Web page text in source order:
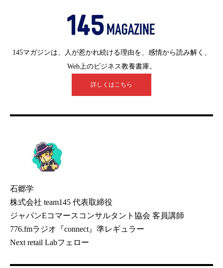
145マガジンは、人が惹かれ続ける理由を、感情から読み解く、
Web上のビジネス教養書庫。
詳しくはこちら
石郷学
株式会社 team145 代表取締役
ジャパンEコマースコンサルタント協会 客員講師
776.fmラジオ『connect』準レギュラー
Next retail Labフェロー